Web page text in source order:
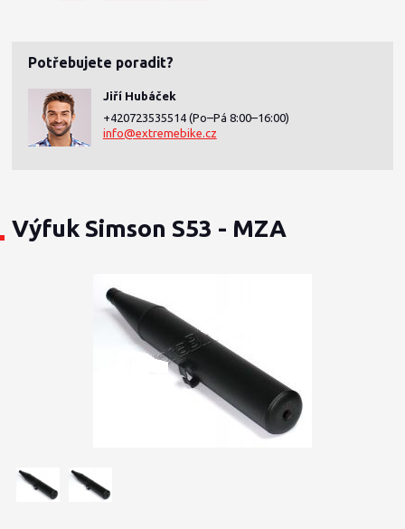
Potřebujete poradit?
Jiří Hubáček
+420723535514 (Po–Pá 8:00–16:00)
info@extremebike.cz
Výfuk Simson S53 - MZA